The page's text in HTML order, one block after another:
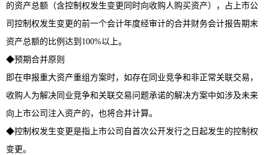
的资产总额（含控制权发生变更同时向收购人购买资产），占上市公
司控制权发生变更的前一个会计年度经审计的合并财务会计报告期末
资产总额的比例达到100%以上。
◆预期合并原则
即在申报重大资产重组方案时，如存在同业竞争和非正常关联交易，
收购人为解决同业竞争和关联交易问题承诺的解决方案中如涉及未来
向上市公司注入资产的，也将合并计算。
◆控制权发生变更是指上市公司自首次公开发行之日起发生的控制权
变更。